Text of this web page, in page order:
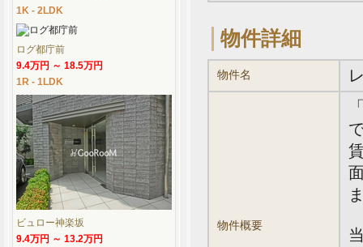
物件詳細
物件名
物件概要
1K - 2LDK
ログ都庁前
9.4万円 ～ 18.5万円
1R - 1LDK
ビュロー神楽坂
9.4万円 ～ 13.2万円